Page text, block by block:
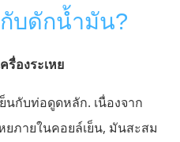
บดักน้ำมัน?
รื่องระเหย
นกับท่อดูดหลัก. เนื่องจาก
ยภายในคอยล์เย็น, มันสะสม